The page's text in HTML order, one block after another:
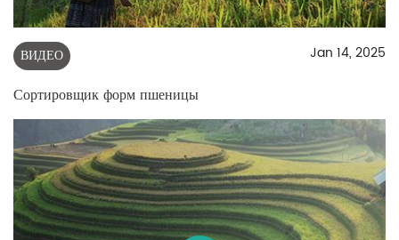
ВИДЕО Jan 14, 2025
Сортировщик форм пшеницы